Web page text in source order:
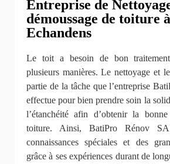
Entreprise de
démoussage de toiture à
Echandens
Le toit a besoin de bon
plusieurs manières. Le nettoyage et
partie de la tâche que l’entreprise
effectue pour bien prendre soin la
l’étanchéité afin d’obtenir la
toiture. Ainsi, BatiPro Rénov
connaissances spéciales et des
grâce à ses expériences durant de